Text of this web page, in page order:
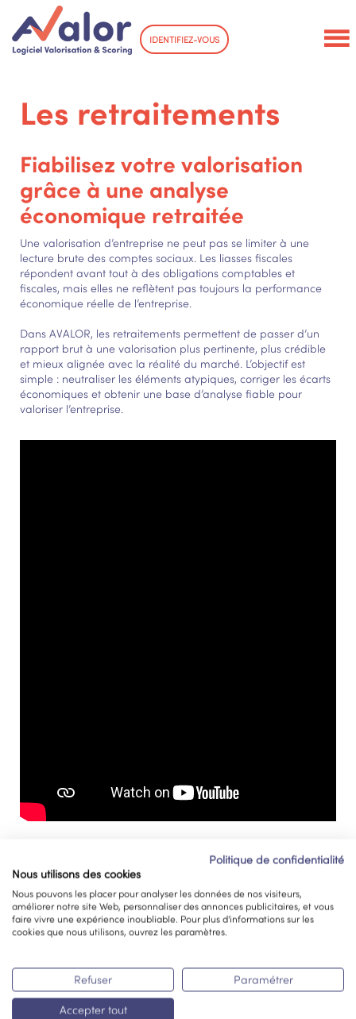
IDENTIFIEZ-VOUS
Les retraitements
Fiabilisez votre valorisation
grâce à une analyse
économique retraitée
Une valorisation d’entreprise ne peut pas se limiter à une
lecture brute des comptes sociaux. Les liasses fiscales
répondent avant tout à des obligations comptables et
fiscales, mais elles ne reflètent pas toujours la performance
économique réelle de l’entreprise.
Dans AVALOR, les retraitements permettent de passer d’un
rapport brut à une valorisation plus pertinente, plus crédible
et mieux alignée avec la réalité du marché. L’objectif est
simple : neutraliser les éléments atypiques, corriger les écarts
économiques et obtenir une base d’analyse fiable pour
valoriser l’entreprise.
1. Paramètres sectoriels
2. Pondération des exercices
3. Salaires, achats et
4. Actifs immobilisés
Politique de confidentialité
Nous utilisons des cookies
Nous pouvons les placer pour analyser les données de nos visiteurs,
améliorer notre site Web, personnaliser des annonces publicitaires, et vous
faire vivre une expérience inoubliable. Pour plus d'informations sur les
cookies que nous utilisons, ouvrez les paramètres.
Refuser
Paramétrer
Accepter tout